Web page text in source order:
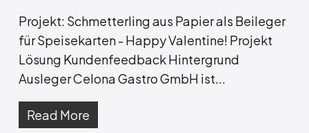
Projekt: Schmetterling aus Papier als Beileger
für Speisekarten - Happy Valentine! Projekt
Lösung Kundenfeedback Hintergrund
Ausleger Celona Gastro GmbH ist...
Read More